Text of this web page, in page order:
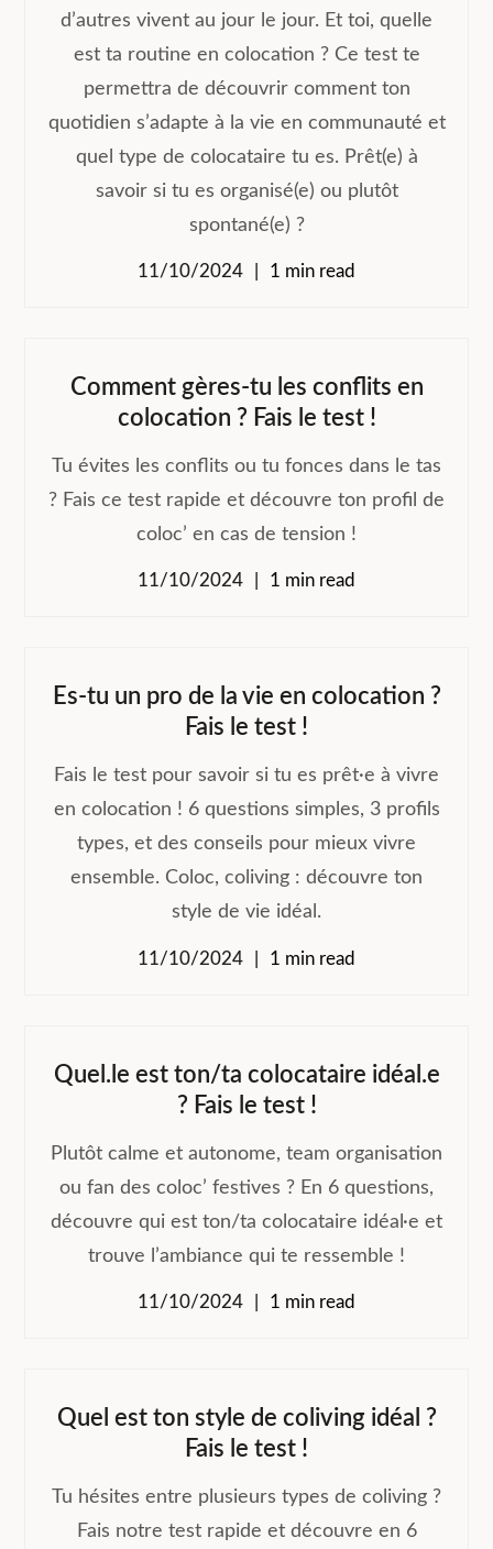
d’autres vivent au jour le jour. Et toi, quelle
est ta routine en colocation ? Ce test te
permettra de découvrir comment ton
quotidien s’adapte à la vie en communauté et
quel type de colocataire tu es. Prêt(e) à
savoir si tu es organisé(e) ou plutôt
spontané(e) ?
11/10/2024 1 min read
Comment gères-tu les conflits en
colocation ? Fais le test !
Tu évites les conflits ou tu fonces dans le tas
? Fais ce test rapide et découvre ton profil de
coloc’ en cas de tension !
11/10/2024 1 min read
Es-tu un pro de la vie en colocation ?
Fais le test !
Fais le test pour savoir si tu es prêt·e à vivre
en colocation ! 6 questions simples, 3 profils
types, et des conseils pour mieux vivre
ensemble. Coloc, coliving : découvre ton
style de vie idéal.
11/10/2024 1 min read
Quel.le est ton/ta colocataire idéal.e
? Fais le test !
Plutôt calme et autonome, team organisation
ou fan des coloc’ festives ? En 6 questions,
découvre qui est ton/ta colocataire idéal·e et
trouve l’ambiance qui te ressemble !
11/10/2024 1 min read
Quel est ton style de coliving idéal ?
Fais le test !
Tu hésites entre plusieurs types de coliving ?
Fais notre test rapide et découvre en 6